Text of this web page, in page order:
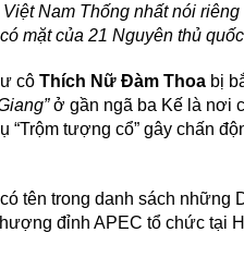
Nam Thống nhất nói
mặt của 21 Nguyên thủ
côThích Nữ Đàm Thoa bị
ở gần ngã ba Kế là nơi
“Trộm tượng cổ” gây chấn
tên trong danh sách những
đỉnh APEC tổ chức tại